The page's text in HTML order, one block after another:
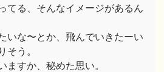
てる、そんなイメージがあるん
いな〜とか、飛んでいきたーい
そう。
ますか、秘めた思い。